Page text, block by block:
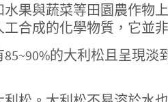
果與蔬菜等田園農作物
合成的化學物質，它並
的大利松且呈現淡